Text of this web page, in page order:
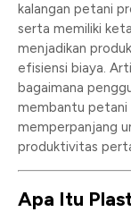
kalangan petani
serta memiliki
menjadikan
efisiensi biaya.
bagaimana
membantu petani
memperpanjang
produktivitas
Apa Itu